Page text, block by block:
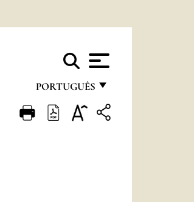
PORTUGUÊS
FRANÇAIS